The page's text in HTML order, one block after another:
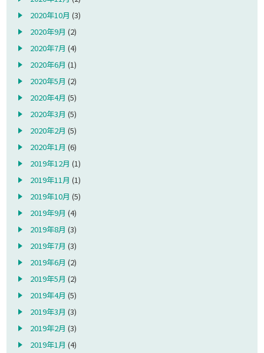
2020年10月 (3)
2020年9月 (2)
2020年7月 (4)
2020年6月 (1)
2020年5月 (2)
2020年4月 (5)
2020年3月 (5)
2020年2月 (5)
2020年1月 (6)
2019年12月 (1)
2019年11月 (1)
2019年10月 (5)
2019年9月 (4)
2019年8月 (3)
2019年7月 (3)
2019年6月 (2)
2019年5月 (2)
2019年4月 (5)
2019年3月 (3)
2019年2月 (3)
2019年1月 (4)